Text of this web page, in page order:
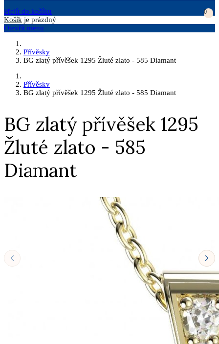
Přejít do košíku
0
Košík je prázdný
Otevřít menu
Přívěsky
BG zlatý přívěšek 1295 Žluté zlato - 585 Diamant
Přívěsky
BG zlatý přívěšek 1295 Žluté zlato - 585 Diamant
BG zlatý přívěšek 1295
Žluté zlato - 585
Diamant